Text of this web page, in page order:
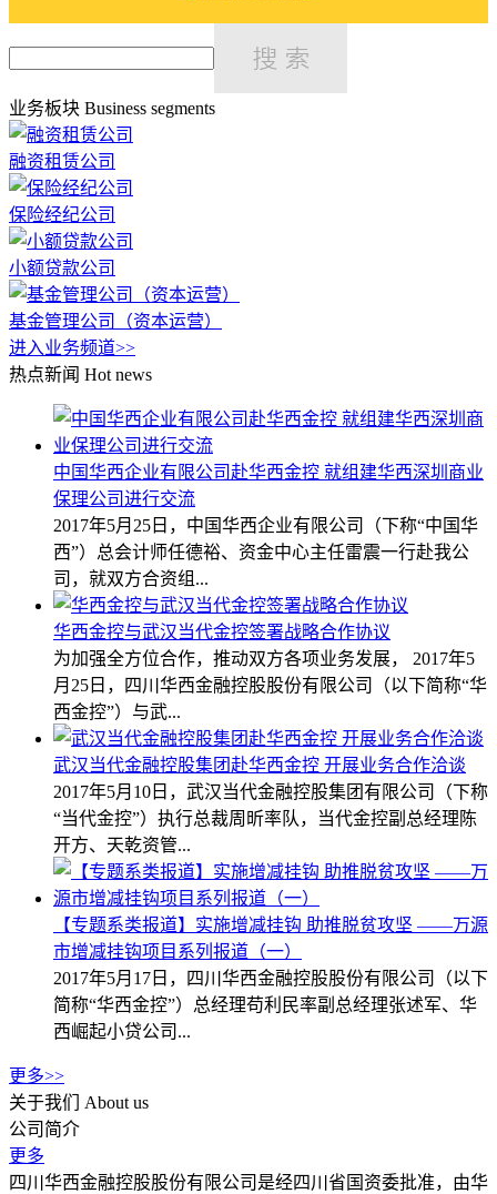
业务板块 Business segments
融资租赁公司
保险经纪公司
小额贷款公司
基金管理公司（资本运营）
进入业务频道>>
热点新闻 Hot news
中国华西企业有限公司赴华西金控 就组建华西深圳商业
保理公司进行交流
2017年5月25日，中国华西企业有限公司（下称“中国华
西”）总会计师任德裕、资金中心主任雷震一行赴我公
司，就双方合资组...
华西金控与武汉当代金控签署战略合作协议
为加强全方位合作，推动双方各项业务发展， 2017年5
月25日，四川华西金融控股股份有限公司（以下简称“华
西金控”）与武...
武汉当代金融控股集团赴华西金控 开展业务合作洽谈
2017年5月10日，武汉当代金融控股集团有限公司（下称
“当代金控”）执行总裁周昕率队，当代金控副总经理陈
开方、天乾资管...
【专题系类报道】实施增减挂钩 助推脱贫攻坚 ——万源
市增减挂钩项目系列报道（一）
2017年5月17日，四川华西金融控股股份有限公司（以下
简称“华西金控”）总经理苟利民率副总经理张述军、华
西崛起小贷公司...
更多>>
关于我们
About us
公司简介
更多
四川华西金融控股股份有限公司是经四川省国资委批准，由华